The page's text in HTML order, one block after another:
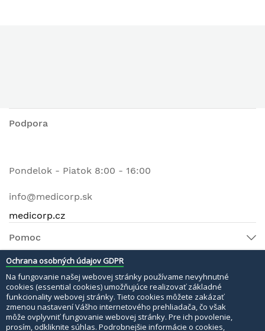
Podpora
Pondelok - Piatok 8:00 - 16:00
info@medicorp.sk
medicorp.cz
Pomoc
© 2022 MEDI MATERI s.r.o. Všetky práva vyhradené.
Bezpečné platby:
Ochrana osobných údajov GDPR
Na fungovanie našej webovej stránky používame nevyhnutné
cookies (essential cookies) umožňujúce realizovať základné
funkcionality webovej stránky. Tieto cookies môžete zakázať
zmenou nastavení Vášho internetového prehliadača, čo však
môže ovplyvniť fungovanie webovej stránky. Pre ich povolenie,
prosím, odkliknite súhlas. Podrobnejšie informácie o cookies,